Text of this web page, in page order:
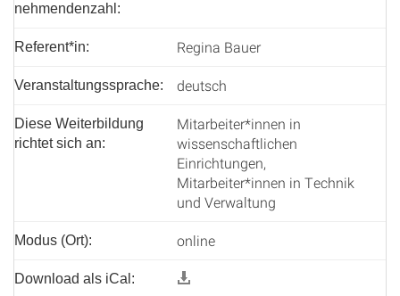
nehmenden­zahl:
Referent*in: Regina Bauer
Veranstaltungssprache: deutsch
Diese Weiterbildung
richtet sich an:
Mitarbeiter*innen in
wissenschaftlichen
Einrichtungen,
Mitarbeiter*innen in Technik
und Verwaltung
Modus (Ort): online
Download als iCal: